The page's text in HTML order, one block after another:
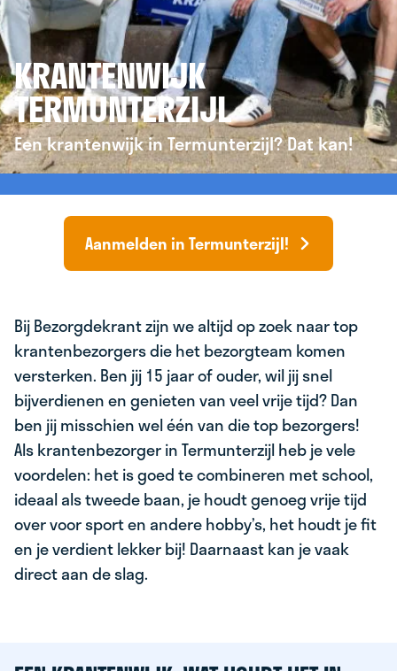
KRANTENWIJK
TERMUNTERZIJL
Een krantenwijk in Termunterzijl? Dat kan!
Aanmelden in Termunterzijl!
Bij Bezorgdekrant zijn we altijd op zoek naar top
krantenbezorgers die het bezorgteam komen
versterken. Ben jij 15 jaar of ouder, wil jij snel
bijverdienen en genieten van veel vrije tijd? Dan
ben jij misschien wel één van die top bezorgers!
Als krantenbezorger in Termunterzijl heb je vele
voordelen: het is goed te combineren met school,
ideaal als tweede baan, je houdt genoeg vrije tijd
over voor sport en andere hobby’s, het houdt je fit
en je verdient lekker bij! Daarnaast kan je vaak
direct aan de slag.